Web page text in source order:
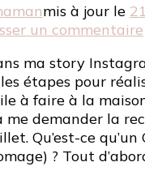
mis à jour le
un commentaire
ma story
étapes pour
à faire à la
me demander la
Qu’est-ce qu’un
? Tout